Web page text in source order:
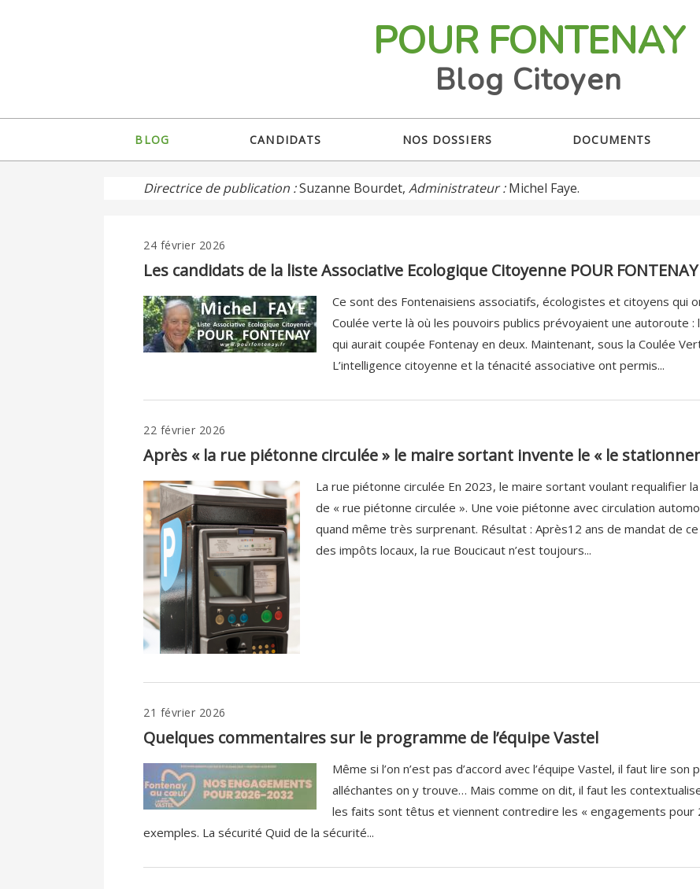
POUR FONTENAY
Blog Citoyen
top
BLOG CANDIDATS NOS DOSSIERS DOCUMENTS
Directrice de publication :Suzanne Bourdet, Administrateur :Michel Faye.
Back
to
24 février 2026
Les candidats de la liste Associative Ecologique Citoyenne POUR FONTENAY
Ce sont des Fontenaisiens associatifs, écologistes et citoyens qui
Coulée verte là où les pouvoirs publics prévoyaient une autoroute :
qui aurait coupée Fontenay en deux. Maintenant, sous la Coulée
L’intelligence citoyenne et la ténacité associative ont permis...
22 février 2026
Après « la rue piétonne circulée » le maire sortant invente le « le
La rue piétonne circulée En 2023, le maire sortant voulant requalifier
de « rue piétonne circulée ». Une voie piétonne avec circulation
quand même très surprenant. Résultat : Après12 ans de mandat de
des impôts locaux, la rue Boucicaut n’est toujours...
21 février 2026
Quelques commentaires sur le programme de l’équipe Vastel
Même si l’on n’est pas d’accord avec l’équipe Vastel, il faut lire
alléchantes on y trouve… Mais comme on dit, il faut les
les faits sont têtus et viennent contredire les « engagements pour
exemples. La sécurité Quid de la sécurité...